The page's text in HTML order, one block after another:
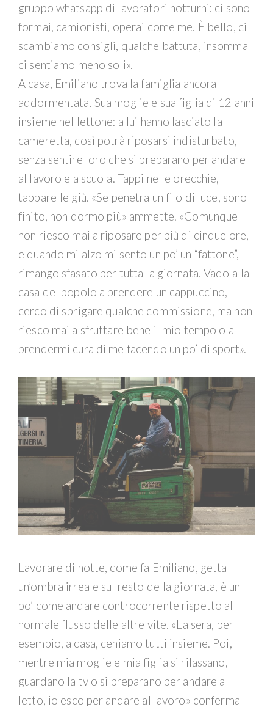
gruppo whatsapp di lavoratori notturni: ci sono
formai, camionisti, operai come me. È bello, ci
scambiamo consigli, qualche battuta, insomma
ci sentiamo meno soli».
A casa, Emiliano trova la famiglia ancora
addormentata. Sua moglie e sua figlia di 12 anni
insieme nel lettone: a lui hanno lasciato la
cameretta, così potrà riposarsi indisturbato,
senza sentire loro che si preparano per andare
al lavoro e a scuola. Tappi nelle orecchie,
tapparelle giù. «Se penetra un filo di luce, sono
finito, non dormo più» ammette. «Comunque
non riesco mai a riposare per più di cinque ore,
e quando mi alzo mi sento un po’ un “fattone”,
rimango sfasato per tutta la giornata. Vado alla
casa del popolo a prendere un cappuccino,
cerco di sbrigare qualche commissione, ma non
riesco mai a sfruttare bene il mio tempo o a
prendermi cura di me facendo un po’ di sport».
Lavorare di notte, come fa Emiliano, getta
un’ombra irreale sul resto della giornata, è un
po’ come andare controcorrente rispetto al
normale flusso delle altre vite. «La sera, per
esempio, a casa, ceniamo tutti insieme. Poi,
mentre mia moglie e mia figlia si rilassano,
guardano la tv o si preparano per andare a
letto, io esco per andare al lavoro» conferma